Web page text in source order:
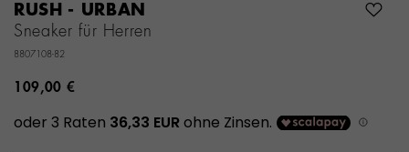
RUSH - URBAN
Sneaker für Herren
8807108-82
109,00 €